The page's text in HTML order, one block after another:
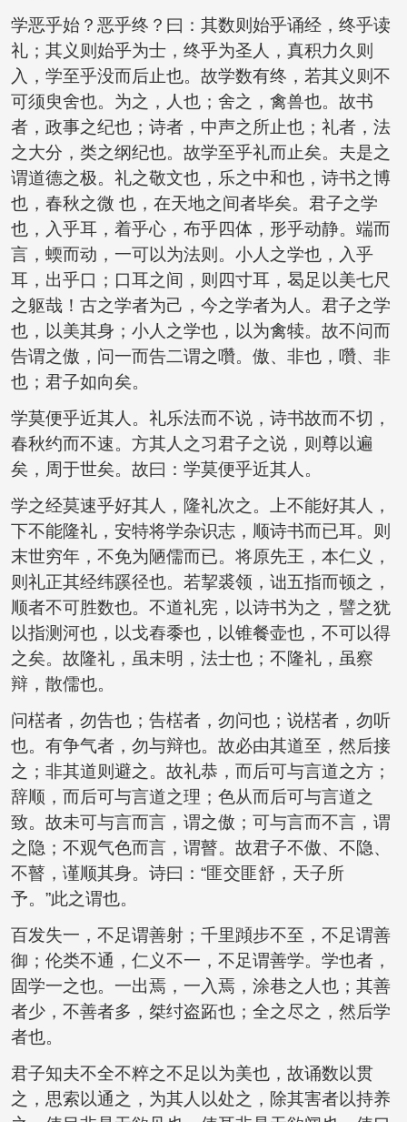
学恶乎始？恶乎终？曰：其数则始乎诵经，终乎读
礼；其义则始乎为士，终乎为圣人，真积力久则
入，学至乎没而后止也。故学数有终，若其义则不
可须臾舍也。为之，人也；舍之，禽兽也。故书
者，政事之纪也；诗者，中声之所止也；礼者，法
之大分，类之纲纪也。故学至乎礼而止矣。夫是之
谓道德之极。礼之敬文也，乐之中和也，诗书之博
也，春秋之微 也，在天地之间者毕矣。君子之学
也，入乎耳，着乎心，布乎四体，形乎动静。端而
言，蝡而动，一可以为法则。小人之学也，入乎
耳，出乎口；口耳之间，则四寸耳，曷足以美七尺
之躯哉！古之学者为己，今之学者为人。君子之学
也，以美其身；小人之学也，以为禽犊。故不问而
告谓之傲，问一而告二谓之囋。傲、非也，囋、非
也；君子如向矣。
学莫便乎近其人。礼乐法而不说，诗书故而不切，
春秋约而不速。方其人之习君子之说，则尊以遍
矣，周于世矣。故曰：学莫便乎近其人。
学之经莫速乎好其人，隆礼次之。上不能好其人，
下不能隆礼，安特将学杂识志，顺诗书而已耳。则
末世穷年，不免为陋儒而已。将原先王，本仁义，
则礼正其经纬蹊径也。若挈裘领，诎五指而顿之，
顺者不可胜数也。不道礼宪，以诗书为之，譬之犹
以指测河也，以戈舂黍也，以锥餐壶也，不可以得
之矣。故隆礼，虽未明，法士也；不隆礼，虽察
辩，散儒也。
问楛者，勿告也；告楛者，勿问也；说楛者，勿听
也。有争气者，勿与辩也。故必由其道至，然后接
之；非其道则避之。故礼恭，而后可与言道之方；
辞顺，而后可与言道之理；色从而后可与言道之
致。故未可与言而言，谓之傲；可与言而不言，谓
之隐；不观气色而言，谓瞽。故君子不傲、不隐、
不瞽，谨顺其身。诗曰：“匪交匪舒，天子所
予。”此之谓也。
百发失一，不足谓善射；千里蹞步不至，不足谓善
御；伦类不通，仁义不一，不足谓善学。学也者，
固学一之也。一出焉，一入焉，涂巷之人也；其善
者少，不善者多，桀纣盗跖也；全之尽之，然后学
者也。
君子知夫不全不粹之不足以为美也，故诵数以贯
之，思索以通之，为其人以处之，除其害者以持养